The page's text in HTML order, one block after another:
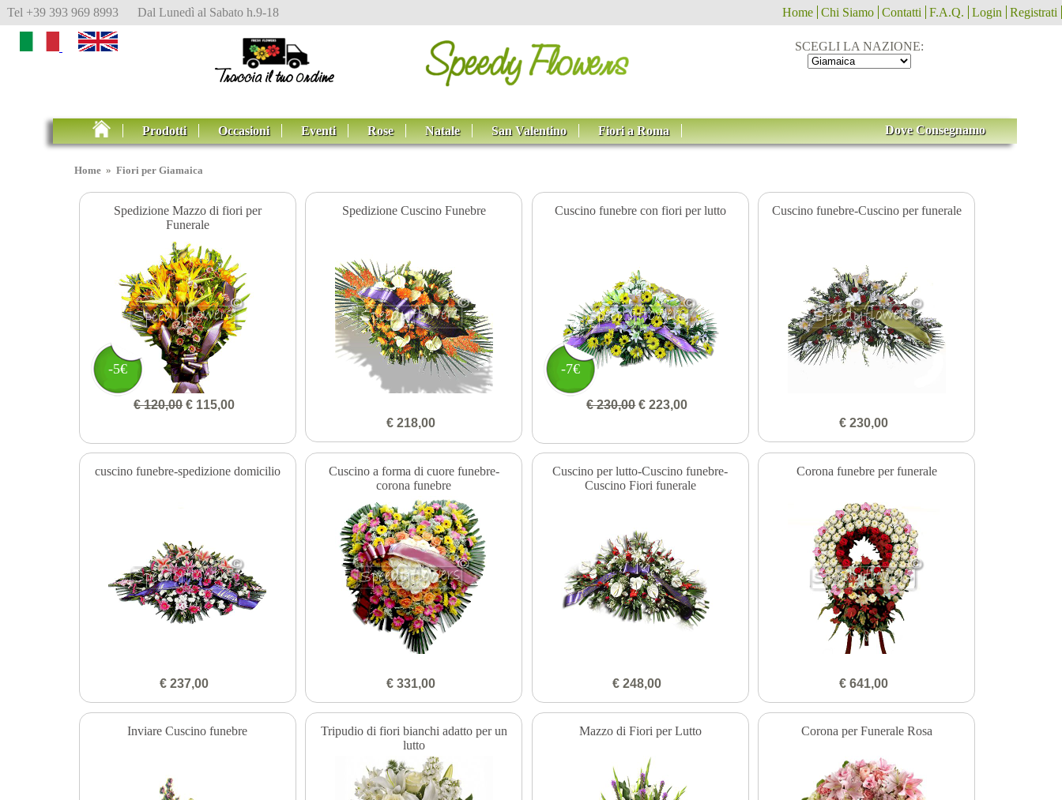
Tel +39 393 969 8993 Dal Lunedì al Sabato h.9-18 Home Chi Siamo Contatti F.A.Q. Login Registrati
SCEGLI LA NAZIONE:
Prodotti Occasioni Eventi Rose Natale San Valentino Fiori a Roma Dove Consegnamo
Home »Fiori per Giamaica
Spedizione Mazzo di fiori per
Funerale
-5€
€ 120,00€ 115,00
Spedizione Cuscino Funebre
€ 218,00
Cuscino funebre con fiori per lutto
-7€
€ 230,00€ 223,00
Cuscino funebre-Cuscino per funerale
€ 230,00
cuscino funebre-spedizione domicilio
€ 237,00
Cuscino a forma di cuore funebre-
corona funebre
€ 331,00
Cuscino per lutto-Cuscino funebre-
Cuscino Fiori funerale
€ 248,00
Corona funebre per funerale
€ 641,00
Inviare Cuscino funebre
Tripudio di fiori bianchi adatto per un
lutto
Mazzo di Fiori per Lutto Corona per Funerale Rosa